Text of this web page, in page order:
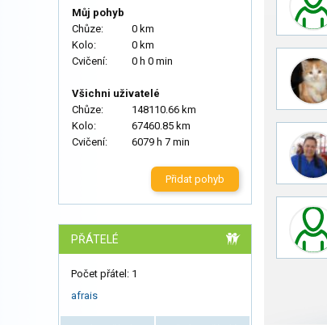
Můj pohyb
Chůze:
0 km
Kolo:
0 km
Cvičení:
0 h 0 min
Všichni uživatelé
Chůze:
148110.66 km
Kolo:
67460.85 km
Cvičení:
6079 h 7 min
Přidat pohyb
PŘÁTELÉ
Počet přátel: 1
afrais